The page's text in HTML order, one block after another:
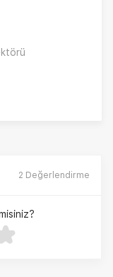
2 Değerlendirme